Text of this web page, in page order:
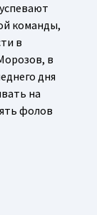
команды,
в
в
дня
на
фолов